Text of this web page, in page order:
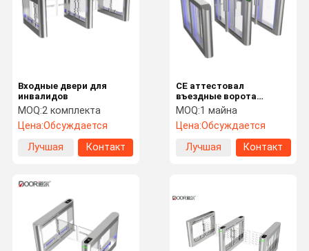
Входные двери для
инвалидов
MOQ:2 комплекта
Цена:Обсуждается
Лучшая
Контакт
CE аттестовал
въездные ворота
турникета канала
1100mm
высокоскоростные
MOQ:1 майна
Цена:Обсуждается
Лучшая
Контакт